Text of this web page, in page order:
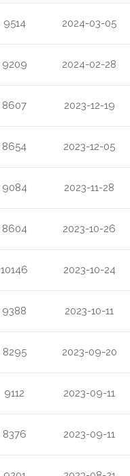
9514 2024-03-05
9209 2024-02-28
8607 2023-12-19
8654 2023-12-05
9084 2023-11-28
8604 2023-10-26
10146 2023-10-24
9388 2023-10-11
8295 2023-09-20
9112 2023-09-11
8376 2023-09-11